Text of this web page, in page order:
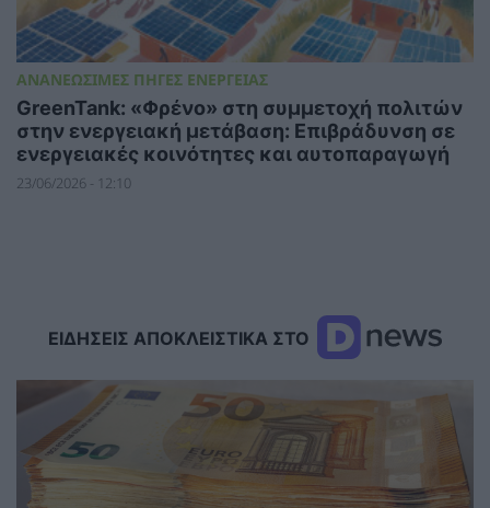
ΑΝΑΝΕΩΣΙΜΕΣ ΠΗΓΕΣ ΕΝΕΡΓΕΙΑΣ
GreenTank: «Φρένο» στη συμμετοχή πολιτών
στην ενεργειακή μετάβαση: Επιβράδυνση σε
ενεργειακές κοινότητες και αυτοπαραγωγή
23/06/2026 - 12:10
ΕΙΔΗΣΕΙΣ ΑΠΟΚΛΕΙΣΤΙΚΑ ΣΤΟ